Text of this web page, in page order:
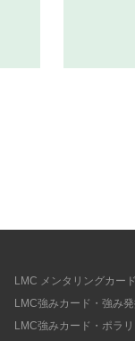
LMC メンタリングカー
LMC強みカード・強み
LMC強みカード・ポラ